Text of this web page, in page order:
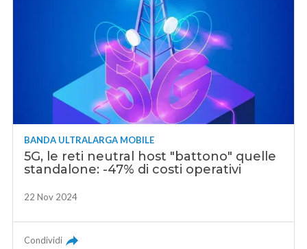
BANDA ULTRALARGA MOBILE
5G, le reti neutral host "battono" quelle
standalone: -47% di costi operativi
22 Nov 2024
Condividi